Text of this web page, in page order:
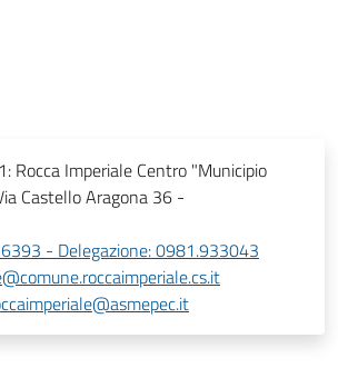
Rocca Imperiale Centro "Municipio
Castello Aragona 36 -
- Delegazione: 0981.933043